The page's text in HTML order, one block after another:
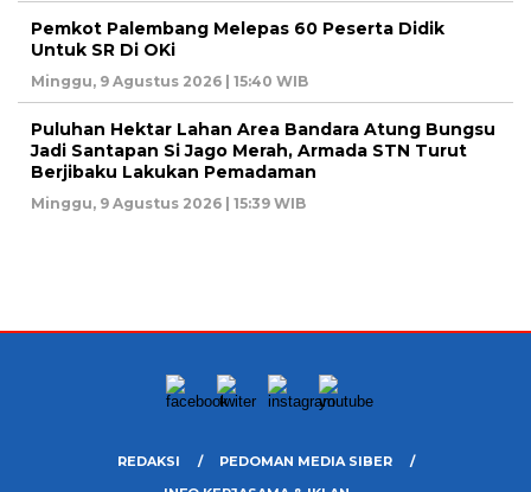
Pemkot Palembang Melepas 60 Peserta Didik
Untuk SR Di OKi
Minggu, 9 Agustus 2026 | 15:40 WIB
Puluhan Hektar Lahan Area Bandara Atung Bungsu
Jadi Santapan Si Jago Merah, Armada STN Turut
Berjibaku Lakukan Pemadaman
Minggu, 9 Agustus 2026 | 15:39 WIB
REDAKSI
PEDOMAN MEDIA SIBER